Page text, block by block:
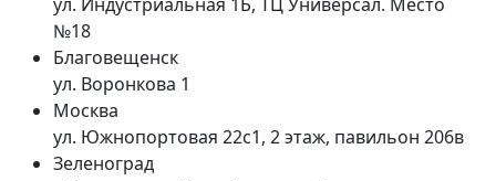
ул. Индустриальная 1Б, ТЦ Универсал. Место
№18
Благовещенск
ул. Воронкова 1
Москва
ул. Южнопортовая 22с1, 2 этаж, павильон 206в
Зеленоград